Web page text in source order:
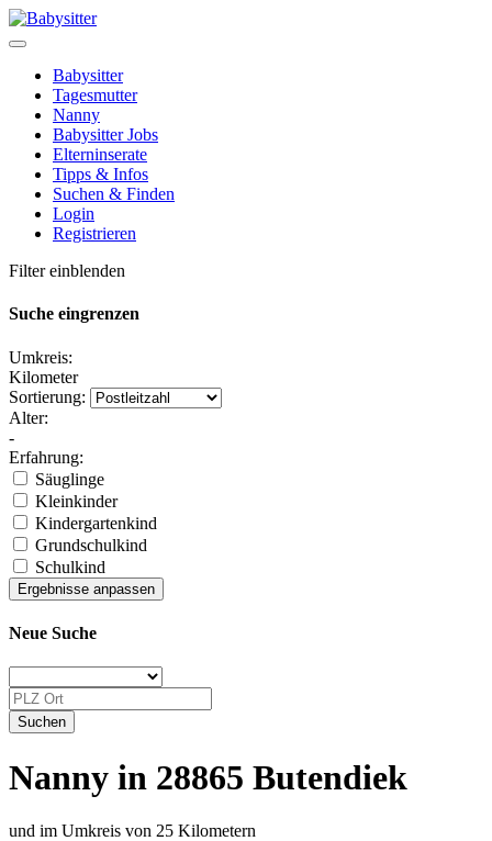
Babysitter
Tagesmutter
Nanny
Babysitter Jobs
Elterninserate
Tipps & Infos
Suchen & Finden
Login
Registrieren
Filter einblenden
Suche eingrenzen
Umkreis:
Kilometer
Sortierung:
Alter:
-
Erfahrung:
Säuglinge
Kleinkinder
Kindergartenkind
Grundschulkind
Schulkind
Neue Suche
Nanny in 28865 Butendiek
und im Umkreis von 25 Kilometern